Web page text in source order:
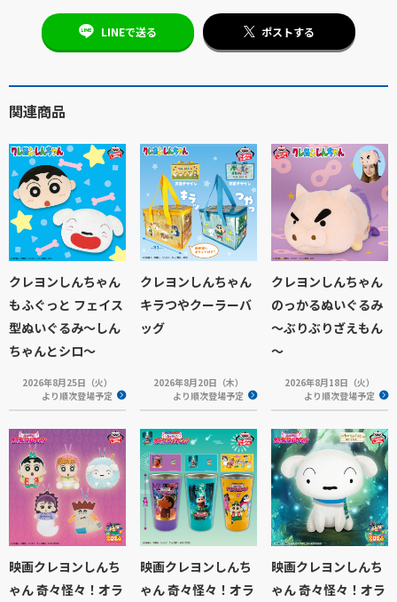
LINEで送る ポストする
関連商品
クレヨンしんちゃん
もふぐっと フェイス
型ぬいぐるみ～しん
ちゃんとシロ～
2026年8月25日（火）
より順次登場予定
クレヨンしんちゃん
キラつやクーラーバ
ッグ
2026年8月20日（木）
より順次登場予定
クレヨンしんちゃん
のっかるぬいぐるみ
～ぶりぶりざえもん
～
2026年8月18日（火）
より順次登場予定
映画クレヨンしんち
ゃん 奇々怪々！オラ
映画クレヨンしんち
ゃん 奇々怪々！オラ
映画クレヨンしんち
ゃん 奇々怪々！オラ